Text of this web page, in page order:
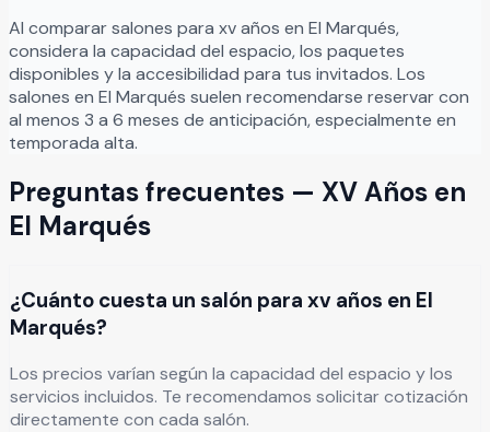
Al comparar salones para xv años en El Marqués,
considera la capacidad del espacio, los paquetes
disponibles y la accesibilidad para tus invitados. Los
salones en El Marqués suelen recomendarse reservar con
al menos 3 a 6 meses de anticipación, especialmente en
temporada alta.
Preguntas frecuentes — XV Años en
El Marqués
¿Cuánto cuesta un salón para xv años en El
Marqués?
Los precios varían según la capacidad del espacio y los
servicios incluidos. Te recomendamos solicitar cotización
directamente con cada salón.